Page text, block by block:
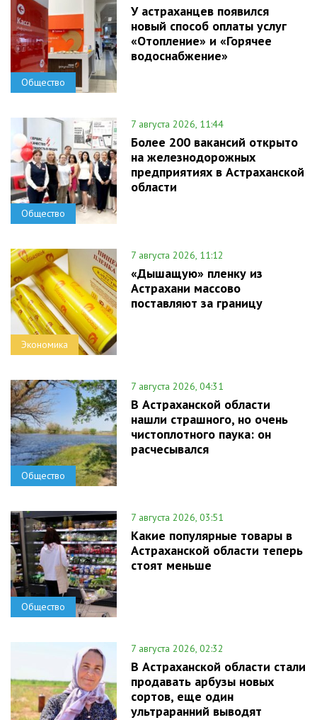
Общество
У астраханцев появился
новый способ оплаты услуг
«Отопление» и «Горячее
водоснабжение»
Общество
7 августа 2026, 11:44
Более 200 вакансий открыто
на железнодорожных
предприятиях в Астраханской
области
Экономика
7 августа 2026, 11:12
«Дышащую» пленку из
Астрахани массово
поставляют за границу
Общество
7 августа 2026, 04:31
В Астраханской области
нашли страшного, но очень
чистоплотного паука: он
расчесывался
Общество
7 августа 2026, 03:51
Какие популярные товары в
Астраханской области теперь
стоят меньше
7 августа 2026, 02:32
В Астраханской области стали
продавать арбузы новых
сортов, еще один
ультраранний выводят